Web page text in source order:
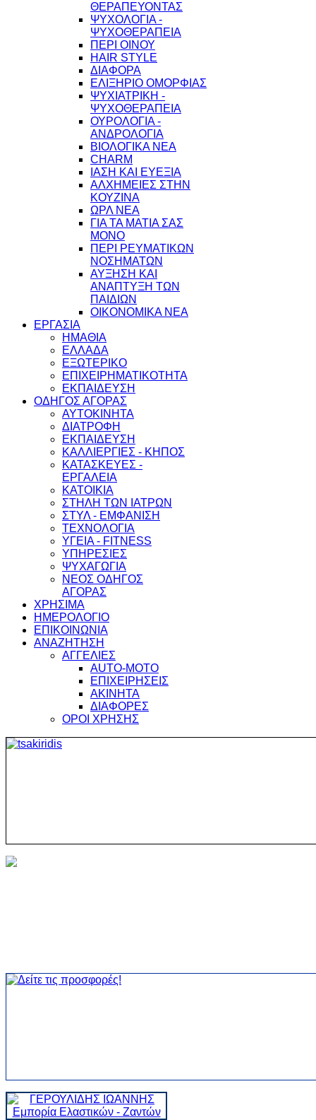
ΘΕΡΑΠΕΥΟΝΤΑΣ
ΨΥΧΟΛΟΓΙΑ -
ΨΥΧΟΘΕΡΑΠΕΙΑ
ΠΕΡΙ ΟΙΝΟΥ
HAIR STYLE
ΔΙΑΦΟΡΑ
ΕΛΙΞΗΡΙΟ ΟΜΟΡΦΙΑΣ
ΨΥΧΙΑΤΡΙΚΗ -
ΨΥΧΟΘΕΡΑΠΕΙΑ
ΟΥΡΟΛΟΓΙΑ -
ΑΝΔΡΟΛΟΓΙΑ
ΒΙΟΛΟΓΙΚΑ ΝΕΑ
CHARM
ΙΑΣΗ ΚΑΙ ΕΥΕΞΙΑ
ΑΛΧΗΜΕΙΕΣ ΣΤΗΝ
ΚΟΥΖΙΝΑ
ΩΡΛ ΝEA
ΓΙΑ ΤΑ ΜΑΤΙΑ ΣΑΣ
ΜΟΝΟ
ΠΕΡΙ ΡΕΥΜΑΤΙΚΩΝ
ΝΟΣΗΜΑΤΩΝ
ΑΥΞΗΣΗ ΚΑΙ
ΑΝΑΠΤΥΞΗ ΤΩΝ
ΠΑΙΔΙΩΝ
ΟΙΚΟΝΟΜΙΚΑ ΝΕΑ
ΕΡΓΑΣΙΑ
ΗΜΑΘΙΑ
ΕΛΛΑΔΑ
ΕΞΩΤΕΡΙΚΟ
ΕΠΙΧΕΙΡΗΜΑΤΙΚΟΤΗΤΑ
ΕΚΠΑΙΔΕΥΣΗ
ΟΔΗΓΟΣ ΑΓΟΡΑΣ
ΑΥΤΟΚΙΝΗΤΑ
ΔΙΑΤΡΟΦΗ
ΕΚΠΑΙΔΕΥΣΗ
ΚΑΛΛΙΕΡΓΙΕΣ - ΚΗΠΟΣ
ΚΑΤΑΣΚΕΥΕΣ -
ΕΡΓΑΛΕΙΑ
ΚΑΤΟΙΚΙΑ
ΣΤΗΛΗ ΤΩΝ ΙΑΤΡΩΝ
ΣΤΥΛ - ΕΜΦΑΝΙΣΗ
ΤΕΧΝΟΛΟΓΙΑ
ΥΓΕΙΑ - FITNESS
ΥΠΗΡΕΣΙΕΣ
ΨΥΧΑΓΩΓΙΑ
ΝΕΟΣ ΟΔΗΓΟΣ
ΑΓΟΡΑΣ
ΧΡΗΣΙΜΑ
ΗΜΕΡΟΛΟΓΙΟ
ΕΠΙΚΟΙΝΩΝΙΑ
ΑΝΑΖΗΤΗΣΗ
ΑΓΓΕΛΙΕΣ
AUTO-MOTO
ΕΠΙΧΕΙΡΗΣΕΙΣ
ΑΚΙΝΗΤΑ
ΔΙΑΦΟΡΕΣ
ΟΡΟΙ ΧΡΗΣΗΣ